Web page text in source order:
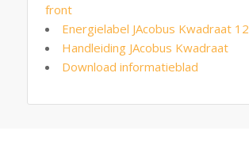
front
Energielabel JAcobus Kwadraat 12
Handleiding JAcobus Kwadraat
Download informatieblad